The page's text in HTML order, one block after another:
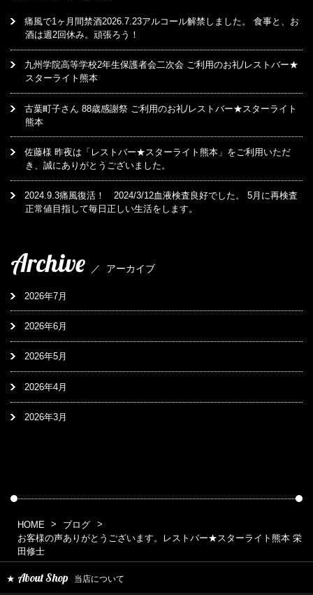
痛風で1ヶ月間禁酒2026.7.23アルコール解禁しました。 食事と、お
酒は週2回休み。頑張ろう！
九州学院高等学校2年生保護者会二次会 ご利用のお礼/レストバー★
スターライト熊本
古葉町子さん 88歳感謝祭 ご利用のお礼/レストバー★スターライト
熊本
佐藤様 昨夜は「レストバー★スターライト熊本」をご利用いただ
き、誠にありがとうございました。
2024.9.3痛風復活！ 2024/3/12血液検査良好でした。 5月に再検査
正常値目指して毎日正しい生活をします。
Archive ／ アーカイブ
2026年7月
2026年6月
2026年5月
2026年4月
2026年3月
HOME
ブログ
お客様の声ありがとうございます。レストバー★スターライト熊本 栄
田修士
★ About Shop 当店について